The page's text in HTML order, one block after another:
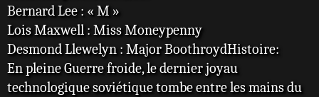
Bernard Lee : « M »
Lois Maxwell : Miss Moneypenny
Desmond Llewelyn : Major BoothroydHistoire:
En pleine Guerre froide, le dernier joyau
technologique soviétique tombe entre les mains du